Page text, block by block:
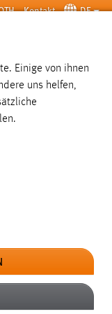
Kontakt DE
SUCHE
Einige von ihnen
uns helfen,